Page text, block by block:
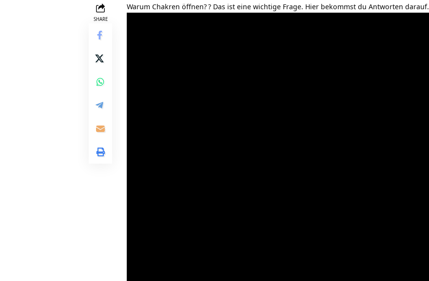
SHARE
Warum Chakren öffnen?? Das ist eine wichtige Frage. Hier bekommst du Antworten darauf.